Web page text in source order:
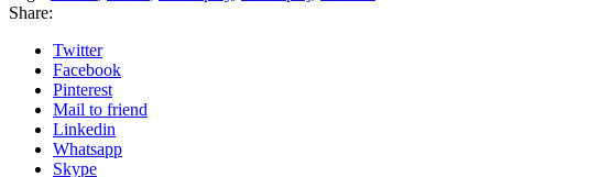
Share:
Twitter
Facebook
Pinterest
Mail to friend
Linkedin
Whatsapp
Skype